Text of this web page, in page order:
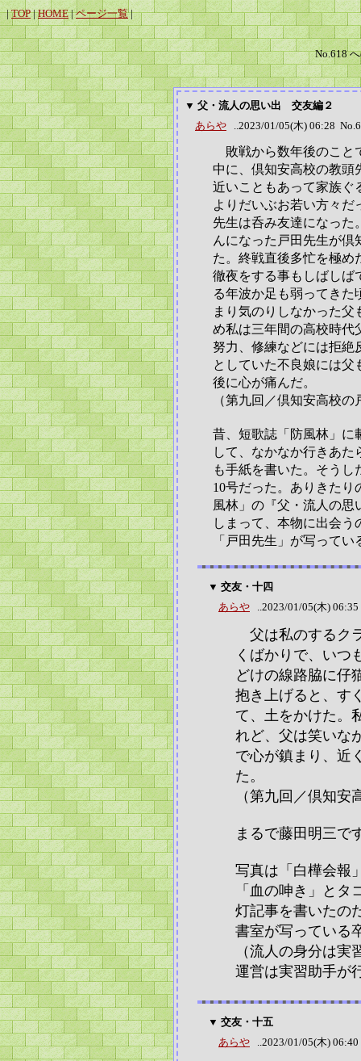
|TOP|HOME|ページ一覧|
No.618
▼ 父・流人の思い出 交友編２
あらや ..2023/01/05(木) 06:28
敗戦から数年後のこと
中に、倶知安高校の教頭
近いこともあって家族ぐ
よりだいぶお若い方々
先生は呑み友達になった
んになった戸田先生が倶
た。終戦直後多忙を極め
徹夜をする事もしばしば
る年波か足も弱ってき
まり気のりしなかった
め私は三年間の高校時代
努力、修練などには拒絶
としていた不良娘には
後に心が痛んだ。
（第九回／倶知安高校の
昔、短歌誌「防風林」に
して、なかなか行きあ
も手紙を書いた。そう
10号だった。ありきた
風林」の『父・流人の思
しまって、本物に出会
「戸田先生」が写って
▼ 交友・十四
あらや ..2023/01/05(木)
父は私のするク
くばかりで、いつ
どけの線路脇に仔
抱き上げると、す
て、土をかけた。
れど、父は笑いな
で心が鎮まり、近
た。
（第九回／倶知安
まるで藤田明三で
写真は「白樺会報
「血の呻き」と
灯記事を書いたの
書室が写っている
（流人の身分は
運営は実習助手が
▼ 交友・十五
あらや ..2023/01/05(木)